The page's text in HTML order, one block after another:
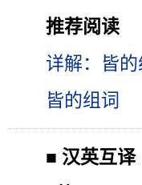
推荐阅读
详解：皆
皆的组词
■ 汉英互译